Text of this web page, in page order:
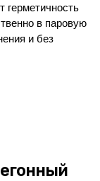
герметичность
в паровую
и без